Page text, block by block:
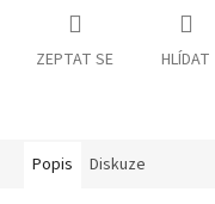
ZEPTAT SE HLÍDAT
Popis Diskuze